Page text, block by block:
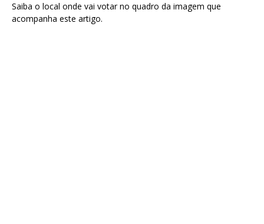
Saiba o local onde vai votar no quadro da imagem que
acompanha este artigo.